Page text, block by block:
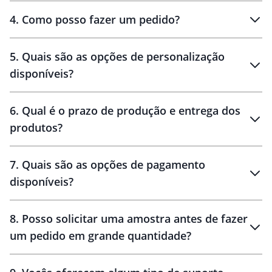
personalizados
brinde
personalização
4. Como posso fazer um pedido?
amostra virtual
5. Quais são as opções de personalização
disponíveis?
6. Qual é o prazo de produção e entrega dos
produtos?
10 dias
brinde
48 horas
7. Quais são as opções de pagamento
disponíveis?
8. Posso solicitar uma amostra antes de fazer
um pedido em grande quantidade?